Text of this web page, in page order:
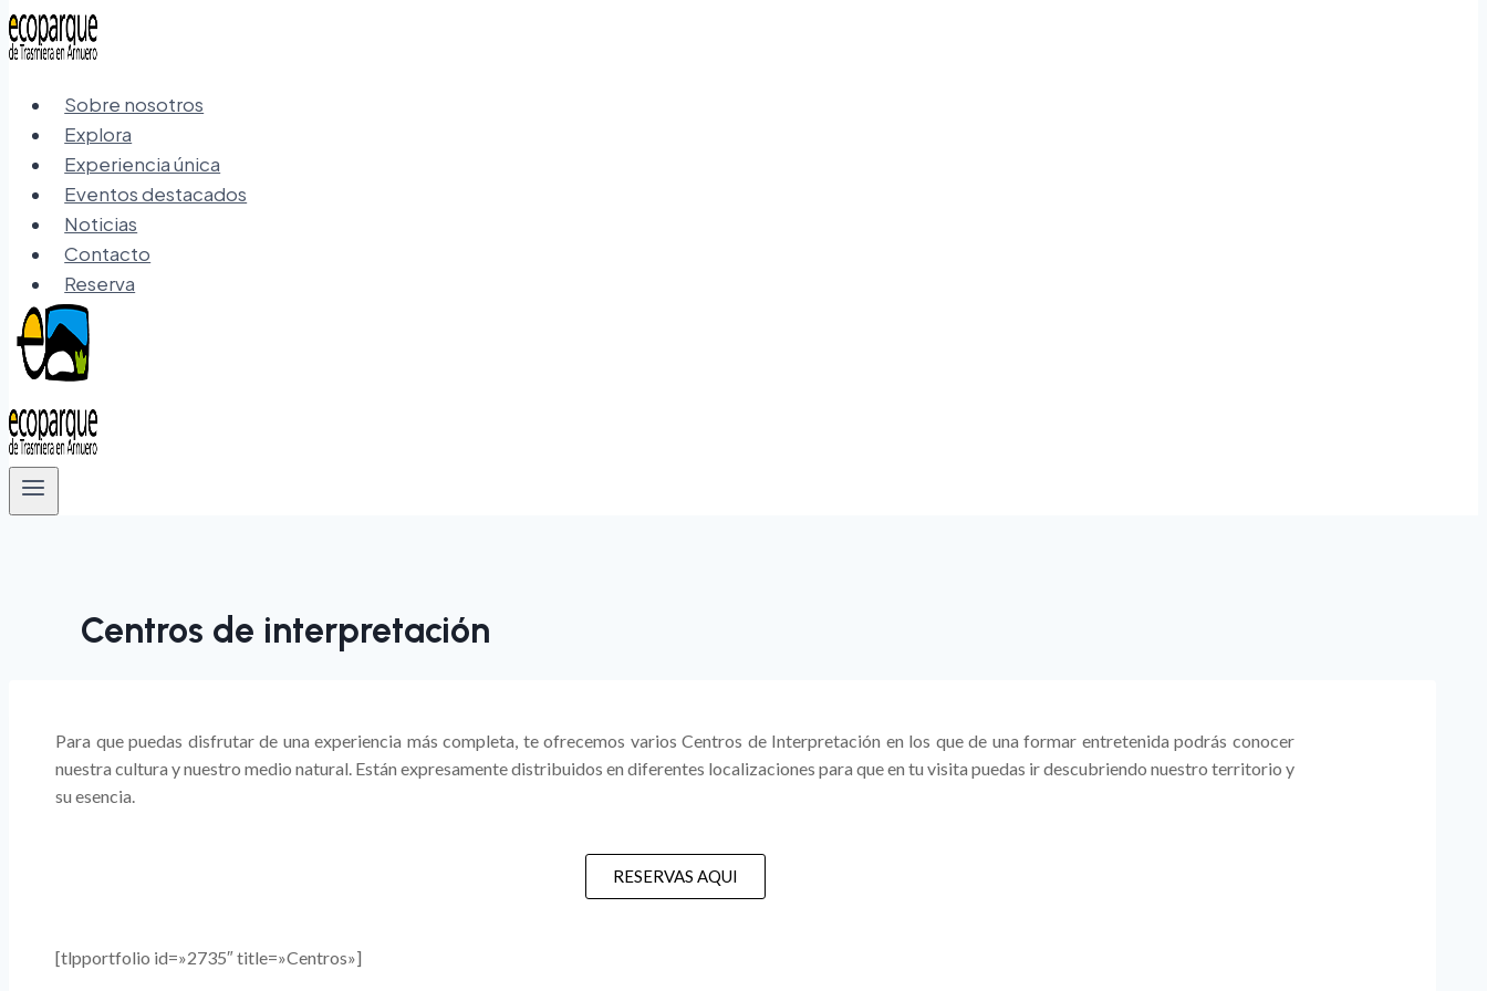
Sobre nosotros
Explora
Experiencia única
Eventos destacados
Noticias
Contacto
Reserva
Centros de interpretación
Para que puedas disfrutar de una experiencia más completa, te ofrecemos varios Centros de Interpretación en los que de una formar entretenida podrás conocer
nuestra cultura y nuestro medio natural. Están expresamente distribuidos en diferentes localizaciones para que en tu visita puedas ir descubriendo nuestro territorio y
su esencia.
RESERVAS AQUI
[tlpportfolio id=»2735″ title=»Centros»]